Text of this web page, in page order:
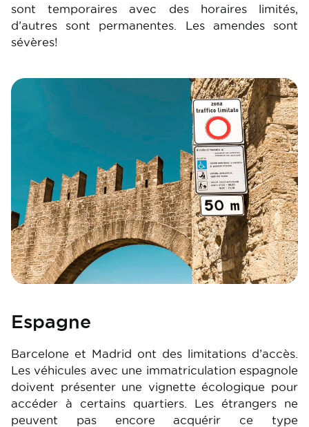
sont temporaires avec des horaires limités,
d’autres sont permanentes. Les amendes sont
sévères!
Image
Espagne
Barcelone et Madrid ont des limitations d’accès.
Les véhicules avec une immatriculation espagnole
doivent présenter une vignette écologique pour
accéder à certains quartiers. Les étrangers ne
peuvent pas encore acquérir ce type